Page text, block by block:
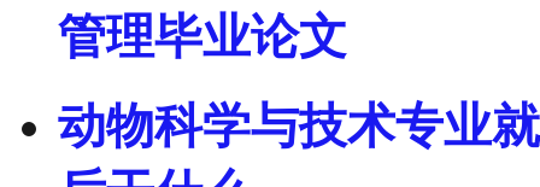
管理毕业论文
动物科学与技术专业